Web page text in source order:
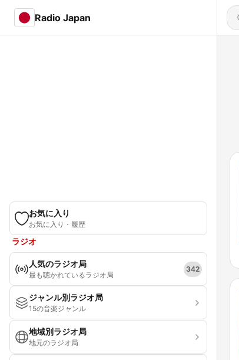
Radio Japan
お気に入り
お気に入り・履歴
ラジオ
人気のラジオ局
最も聴かれているラジオ局
342
ジャンル別ラジオ局
15の音楽ジャンル
地域別ラジオ局
地元のラジオ局